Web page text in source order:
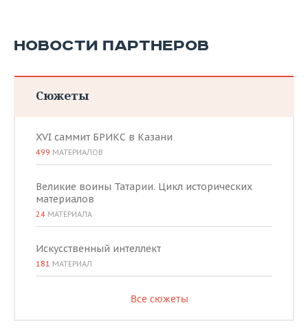
НОВОСТИ ПАРТНЕРОВ
Сюжеты
XVI саммит БРИКС в Казани
499 МАТЕРИАЛОВ
Великие воины Татарии. Цикл исторических
материалов
24 МАТЕРИАЛА
Искусственный интеллект
181 МАТЕРИАЛ
Все сюжеты